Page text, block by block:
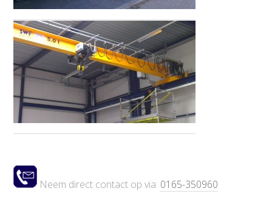
Neem direct contact op via: 0165-350960